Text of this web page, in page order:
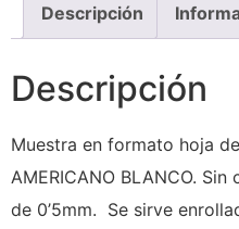
Descripción
Descripción
Muestra en formato hoja
AMERICANO BLANCO.
de 0’5mm. Se sirve